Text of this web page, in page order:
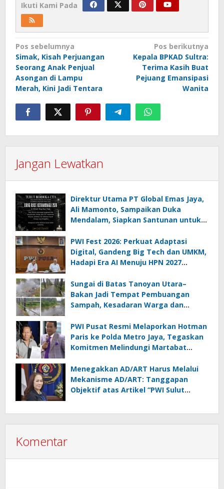
Ikuti Kami Pada
Navigasi
pos
Pos sebelumnya
Simak, Kisah Perjuangan
Seorang Anak Penjual
Asongan di Lampu
Merah, Kini Jadi Tentara
Pos berikutnya
Kepala BPKAD Sultra:
Terima Kasih Buat
Pejuang Emansipasi
Wanita
Jangan Lewatkan
Direktur Utama PT Global Emas Jaya,
Ali Mamonto, Sampaikan Duka
Mendalam, Siapkan Santunan untuk
PWI Fest 2026: Perkuat Adaptasi
Digital, Gandeng Big Tech dan UMKM,
Hadapi Era AI Menuju HPN 2027
Sungai di Batas Tanoyan Utara–
Bakan Jadi Tempat Pembuangan
Sampah, Kesadaran Warga dan
PWI Pusat Resmi Melaporkan Hotman
Paris ke Polda Metro Jaya, Tegaskan
Komitmen Melindungi Martabat
Menegakkan AD/ART Harus Melalui
Mekanisme AD/ART: Tanggapan
Objektif atas Artikel “PWI Sulut
Komentar